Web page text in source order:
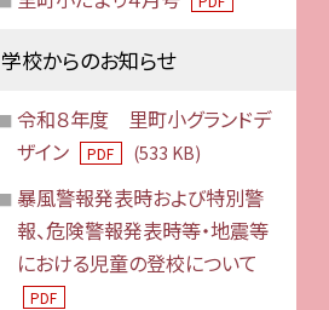
学校からのお知らせ
令和８年度 里町小グランドデ
ザイン
PDF (533 KB)
暴風警報発表時および特別警
報、危険警報発表時等・地震等
における児童の登校について
PDF